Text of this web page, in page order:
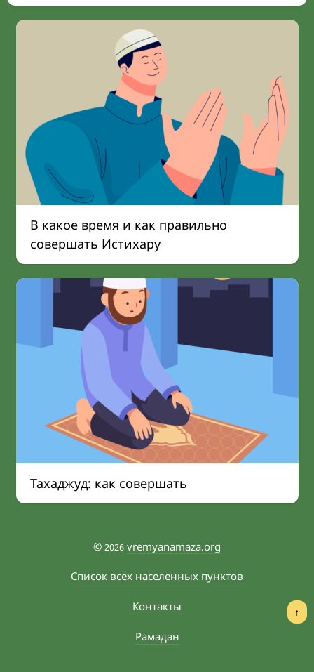
В какое время и как правильно
совершать Истихару
Тахаджуд: как совершать
© 2026 vremyanamaza.org
Список всех населенных пунктов
Контакты
Рамадан
↑